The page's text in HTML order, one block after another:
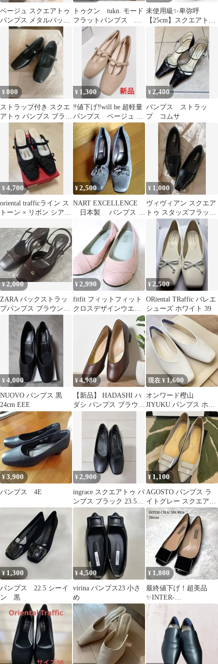
ベージュ スクエアトゥ
パンプス メタルバック
トゥクン tukn. モード
フラットパンプス ゴ
ールド 24.5cm 美品
未使用級✨️卑弥呼
【25cm】スクエアト
ゥ パンプス 本革
ブラック 日本製
¥800
ストラップ付き スクエ
アトゥ パンプス ブラッ
¥ 1,300
‼️値下げ‼️will be 超軽量
パンプス ベージュ 新
品
¥ 2,400
パンプス ストラッ
プ コムサ
¥4,700
oriental trafficライン ス
トーン × リボン シアー
¥2,500
NART EXCELLENCE
日本製 パンプス フ
ラワーモチーフ グレ
¥ 1,000
ヴィヴィアン スクエア
トゥ スタッズフラット
シューズ
¥2,000
ZARA バックストラッ
プパンプス ブラウン
39(24.5)
¥2,990
fitfit フィットフィット
クロスデザインウエッ
ジパンプス 25cm ピン
¥ 2,500
ORiental TRaffic バレエ
シューズ ホワイト 39
¥4,000
NUOVO パンプス 黒
24cm EEE
¥4,980
【新品】 HADASHI ハ
ダシ パンプス ブラウン
現在 ¥ 1,600
オンワード樫山
JIYUKU パンプス ホワ
イト 22.5cm
¥3,900
パンプス 4E
¥ 2,900
ingrace スクエアトゥ パ
ンプス ブラック 23.5cm
EEE
¥ 1,100
AGOSTO パンプス ラ
イトグレー スクエアバ
ックル 日本製
¥ 1,300
パンプス 22.5 シーイ
ン 黒
¥4,500
virina パンプス23 小さ
め
¥ 1,800
最終値下げ！超美品
✨INTER-
CHAUSSURES スクエ
アトゥ エナメル